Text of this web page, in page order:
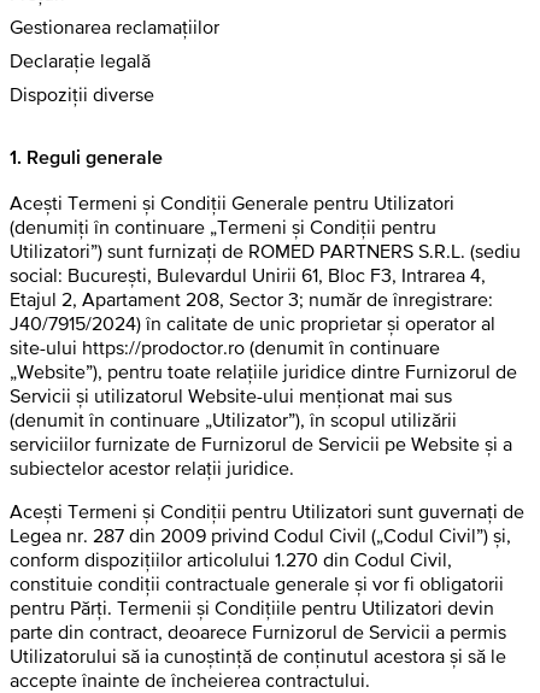
Gestionarea reclamațiilor
Declarație legală
Dispoziții diverse
1. Reguli generale
Acești Termeni și Condiții Generale pentru Utilizatori
(denumiți în continuare „Termeni și Condiții pentru
Utilizatori”) sunt furnizați de ROMED PARTNERS S.R.L. (sediu
social: București, Bulevardul Unirii 61, Bloc F3, Intrarea 4,
Etajul 2, Apartament 208, Sector 3; număr de înregistrare:
J40/7915/2024) în calitate de unic proprietar și operator al
site-ului https://prodoctor.ro (denumit în continuare
„Website”), pentru toate relațiile juridice dintre Furnizorul de
Servicii și utilizatorul Website-ului menționat mai sus
(denumit în continuare „Utilizator”), în scopul utilizării
serviciilor furnizate de Furnizorul de Servicii pe Website și a
subiectelor acestor relații juridice.
Acești Termeni și Condiții pentru Utilizatori sunt guvernați de
Legea nr. 287 din 2009 privind Codul Civil („Codul Civil”) și,
conform dispozițiilor articolului 1.270 din Codul Civil,
constituie condiții contractuale generale și vor fi obligatorii
pentru Părți. Termenii și Condițiile pentru Utilizatori devin
parte din contract, deoarece Furnizorul de Servicii a permis
Utilizatorului să ia cunoștință de conținutul acestora și să le
accepte înainte de încheierea contractului.